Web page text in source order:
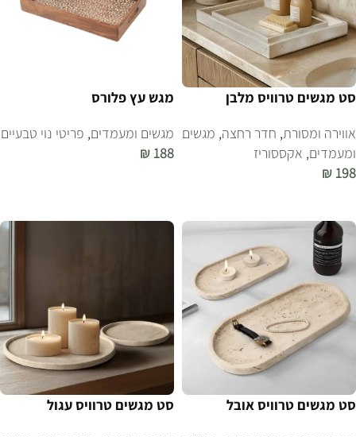
סט מגשים טרוויס מלבן
אווירה ומסורת, חדר רחצה, מגשים
ומעמדים, אקססוריז
₪ 198
מגש עץ פלורס
מגשים ומעמדים, פריטי נוי טבעיים
₪ 188
סט מגשים טרוויס אובל
סט מגשים טרוויס עגול